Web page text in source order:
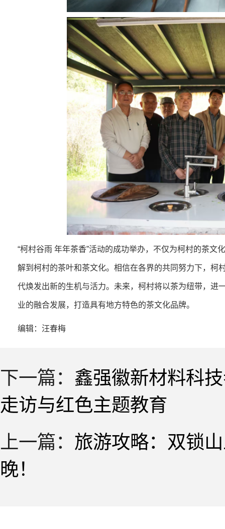
“柯村谷雨 年年茶香”活动的成功举办，不仅为柯村的茶
解到柯村的茶叶和茶文化。相信在各界的共同努力下，柯
代焕发出新的生机与活力。未来，柯村将以茶为纽带，进
业的融合发展，打造具有地方特色的茶文化品牌。
编辑：汪春梅
下一篇： 鑫强徽新材料科
走访与红色主题教育
上一篇： 旅游攻略：双锁
晚！